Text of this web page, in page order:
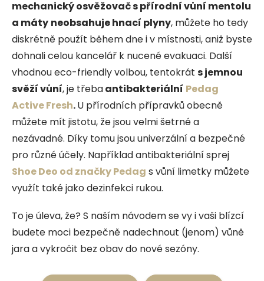
mechanický osvěžovač s přírodní vůní mentolu
a máty neobsahuje hnací plyny, můžete ho tedy
diskrétně použít během dne i v místnosti, aniž byste
dohnali celou kancelář k nucené evakuaci. Další
vhodnou eco-friendly volbou, tentokrát s jemnou
svěží vůní, je třebaantibakteriální Pedag
Active Fresh.U přírodních přípravků obecně
můžete mít jistotu, že jsou velmi šetrné a
nezávadné. Díky tomu jsou univerzální a bezpečné
pro různé účely. Například antibakteriální sprej
Shoe Deo od značky Pedag s vůní limetky můžete
využít také jako dezinfekci rukou.
To je úleva, že? S naším návodem se vy i vaši blízcí
budete moci bezpečně nadechnout (jenom) vůně
jara a vykročit bez obav do nové sezóny.